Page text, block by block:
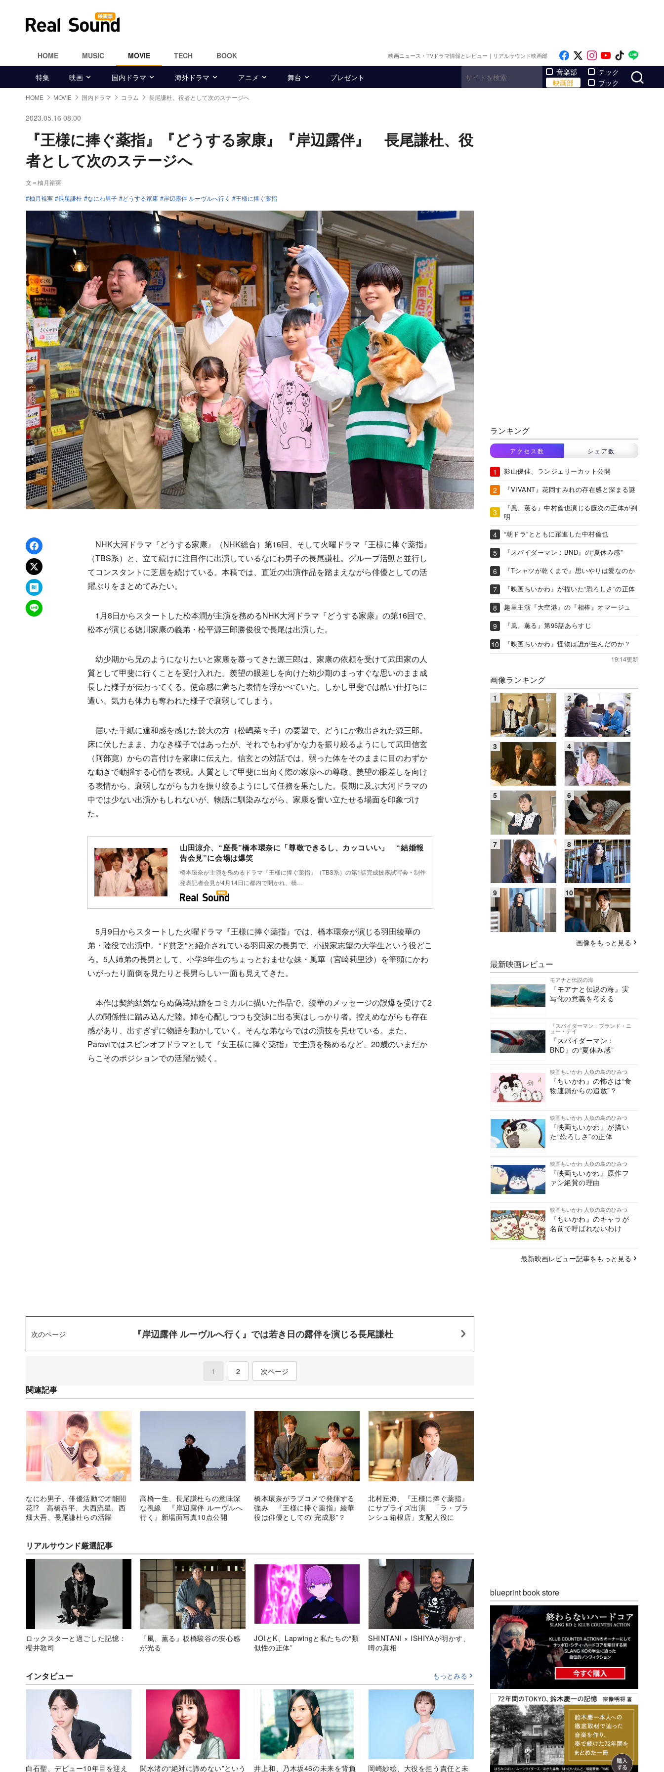
HOME MUSIC MOVIE TECH BOOK 映画ニュース・TVドラマ情報とレビュー｜リアルサウンド映画部 Like on Facebook
Follow on x
Follow on
Follow on
Follow
特集 映画 国内ドラマ 海外ドラマ アニメ 舞台 プレゼント
音楽部
映画部
テック
ブック
HOME MOVIE 国内ドラマ コラム 長尾謙杜、役者として次のステージへ
2023.05.16 08:00
『王様に捧ぐ薬指』『どうする家康』『岸辺露伴』 長尾謙杜、役
者として次のステージへ
文＝柚月裕実
柚月裕実
長尾謙杜 なにわ男子 どうする家康 岸辺露伴 ルーヴルへ行く 王様に捧ぐ薬指
Facebookでシェア
xでポスト
はてなブックマーク
LINEで送る
NHK大河ドラマ『どうする家康』（NHK総合）第16回、そして火曜ドラマ『王様に捧ぐ薬指』
（TBS系）と、立て続けに注目作に出演しているなにわ男子の長尾謙杜。グループ活動と並行し
てコンスタントに芝居を続けている。本稿では、直近の出演作品を踏まえながら俳優としての活
躍ぶりをまとめてみたい。
1月8日からスタートした松本潤が主演を務めるNHK大河ドラマ『どうする家康』の第16回で、
松本が演じる徳川家康の義弟・松平源三郎勝俊役で長尾は出演した。
幼少期から兄のようになりたいと家康を慕ってきた源三郎は、家康の依頼を受けて武田家の人
質として甲斐に行くことを受け入れた。羨望の眼差しを向けた幼少期のまっすぐな思いのまま成
長した様子が伝わってくる、使命感に満ちた表情を浮かべていた。しかし甲斐では酷い仕打ちに
遭い、気力も体力も奪われた様子で衰弱してしまう。
届いた手紙に違和感を感じた於大の方（松嶋菜々子）の要望で、どうにか救出された源三郎。
床に伏したまま、力なき様子ではあったが、それでもわずかな力を振り絞るようにして武田信玄
（阿部寛）からの言付けを家康に伝えた。信玄との対話では、弱った体をそのままに目のわずか
な動きで動揺する心情を表現。人質として甲斐に出向く際の家康への尊敬、羨望の眼差しを向け
る表情から、衰弱しながらも力を振り絞るようにして任務を果たした。長期に及ぶ大河ドラマの
中では少ない出演かもしれないが、物語に馴染みながら、家康を奮い立たせる場面を印象づけ
た。
山田涼介、“座長”橋本環奈に「尊敬できるし、カッコいい」 “結婚報
告会見”に会場は爆笑
橋本環奈が主演を務めるドラマ『王様に捧ぐ薬指』（TBS系）の第1話完成披露試写会・制作
発表記者会見が4月14日に都内で開かれ、橋…
5月9日からスタートした火曜ドラマ『王様に捧ぐ薬指』では、橋本環奈が演じる羽田綾華の
弟・陸役で出演中。“ド貧乏”と紹介されている羽田家の長男で、小説家志望の大学生という役どこ
ろ。5人姉弟の長男として、小学3年生のちょっとおませな妹・風華（宮崎莉里沙）を筆頭にかわ
いがったり面倒を見たりと長男らしい一面も見えてきた。
本作は契約結婚ならぬ偽装結婚をコミカルに描いた作品で、綾華のメッセージの誤爆を受けて2
人の関係性に踏み込んだ陸。姉を心配しつつも交渉に出る実はしっかり者。控えめながらも存在
感があり、出すぎずに物語を動かしていく。そんな弟ならではの演技を見せている。また、
Paraviではスピンオフドラマとして『女王様に捧ぐ薬指』で主演を務めるなど、20歳のいまだか
らこそのポジションでの活躍が続く。
次のページ 『岸辺露伴 ルーヴルへ行く』では若き日の露伴を演じる長尾謙杜
1 (current)
2 次ページ
関連記事
なにわ男子、俳優活動で才能開
花!? 高橋恭平、大西流星、西
畑大吾、長尾謙杜らの活躍
高橋一生、長尾謙杜らの意味深
な視線 『岸辺露伴 ルーヴルへ
行く』新場面写真10点公開
橋本環奈がラブコメで発揮する
強み 『王様に捧ぐ薬指』綾華
役は俳優としての“完成形”？
北村匠海、『王様に捧ぐ薬指』
にサプライズ出演 「ラ・ブラ
ンシュ箱根店」支配人役に
リアルサウンド厳選記事
ロックスターと過ごした記憶：
櫻井敦司
『風、薫る』板橋駿谷の安心感
が光る
JOIとK、Lapwingと私たちの“類
似性の正体”
SHINTANI × ISHIYAが明かす、
噂の真相
インタビュー もっとみる
白石聖、デビュー10年目を迎え 関水渚の“絶対に諦めない”という 井上和、乃木坂46の未来を背負 岡崎紗絵、大役を担う責任と未
ランキング
アクセス数 シェア数
影山優佳、ランジェリーカット公開
『VIVANT』花岡すみれの存在感と深まる謎
『風、薫る』中村倫也演じる藤次の正体が判
明
“朝ドラ”とともに躍進した中村倫也
『スパイダーマン：BND』の“夏休み感”
『Tシャツが乾くまで』思いやりは愛なのか
『映画ちいかわ』が描いた“恐ろしさ”の正体
趣里主演『大空港』の『相棒』オマージュ
『風、薫る』第95話あらすじ
『映画ちいかわ』怪物は誰が生んだのか？
19:14更新
画像ランキング
画像をもっと見る
最新映画レビュー
モアナと伝説の海
『モアナと伝説の海』実
写化の意義を考える
『スパイダーマン：ブランド・ニ
ュー・デイ
『スパイダーマン：
BND』の“夏休み感”
映画ちいかわ 人魚の島のひみつ
『ちいかわ』の怖さは“食
物連鎖からの追放”？
映画ちいかわ 人魚の島のひみつ
『映画ちいかわ』が描い
た“恐ろしさ”の正体
映画ちいかわ 人魚の島のひみつ
『映画ちいかわ』原作フ
ァン絶賛の理由
映画ちいかわ 人魚の島のひみつ
『ちいかわ』のキャラが
名前で呼ばれないわけ
最新映画レビュー記事をもっと見る
blueprint book store